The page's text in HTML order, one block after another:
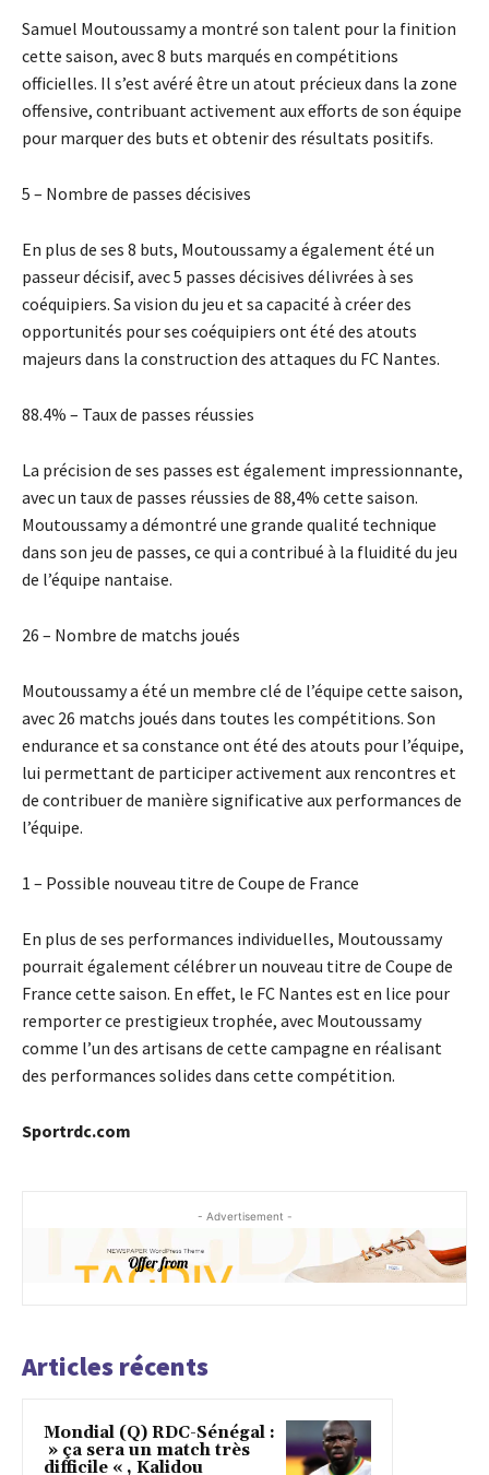
Samuel Moutoussamy a montré son talent pour la finition
cette saison, avec 8 buts marqués en compétitions
officielles. Il s’est avéré être un atout précieux dans la zone
offensive, contribuant activement aux efforts de son équipe
pour marquer des buts et obtenir des résultats positifs.
5 – Nombre de passes décisives
En plus de ses 8 buts, Moutoussamy a également été un
passeur décisif, avec 5 passes décisives délivrées à ses
coéquipiers. Sa vision du jeu et sa capacité à créer des
opportunités pour ses coéquipiers ont été des atouts
majeurs dans la construction des attaques du FC Nantes.
88.4% – Taux de passes réussies
La précision de ses passes est également impressionnante,
avec un taux de passes réussies de 88,4% cette saison.
Moutoussamy a démontré une grande qualité technique
dans son jeu de passes, ce qui a contribué à la fluidité du jeu
de l’équipe nantaise.
26 – Nombre de matchs joués
Moutoussamy a été un membre clé de l’équipe cette saison,
avec 26 matchs joués dans toutes les compétitions. Son
endurance et sa constance ont été des atouts pour l’équipe,
lui permettant de participer activement aux rencontres et
de contribuer de manière significative aux performances de
l’équipe.
1 – Possible nouveau titre de Coupe de France
En plus de ses performances individuelles, Moutoussamy
pourrait également célébrer un nouveau titre de Coupe de
France cette saison. En effet, le FC Nantes est en lice pour
remporter ce prestigieux trophée, avec Moutoussamy
comme l’un des artisans de cette campagne en réalisant
des performances solides dans cette compétition.
Sportrdc.com
- Advertisement -
Articles récents
Mondial (Q) RDC-Sénégal :
» ça sera un match très
difficile « , Kalidou